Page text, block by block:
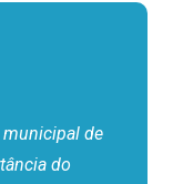
municipal de
do